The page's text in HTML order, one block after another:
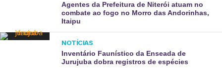
Agentes da Prefeitura de Niterói atuam no
combate ao fogo no Morro das Andorinhas,
Itaipu
NOTÍCIAS
Inventário Faunístico da Enseada de
Jurujuba dobra registros de espécies